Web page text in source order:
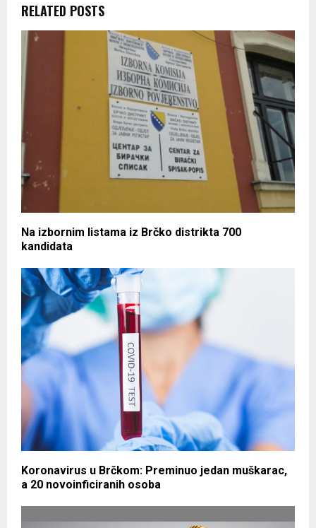
RELATED POSTS
Na izbornim listama iz Brčko distrikta 700
kandidata
Koronavirus u Brčkom: Preminuo jedan muškarac,
a 20 novoinficiranih osoba